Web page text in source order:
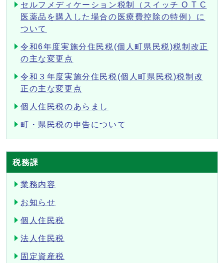
セルフメディケーション税制（スイッチ O T C
医薬品を購入した場合の医療費控除の特例）に
ついて
令和6年度実施分住民税(個人町県民税)税制改正
の主な変更点
令和３年度実施分住民税(個人町県民税)税制改
正の主な変更点
個人住民税のあらまし
町・県民税の申告について
税務課
業務内容
お知らせ
個人住民税
法人住民税
固定資産税